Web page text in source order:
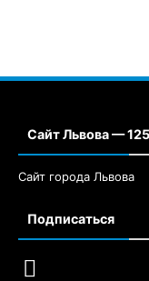
Сайт Львова —
Сайт города Львова
Подписаться